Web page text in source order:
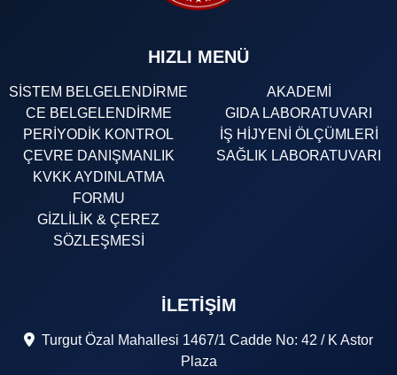
HIZLI MENÜ
SİSTEM BELGELENDİRME
CE BELGELENDİRME
PERİYODİK KONTROL
ÇEVRE DANIŞMANLIK
KVKK AYDINLATMA
FORMU
GİZLİLİK & ÇEREZ
SÖZLEŞMESİ
AKADEMİ
GIDA LABORATUVARI
İŞ HİJYENİ ÖLÇÜMLERİ
SAĞLIK LABORATUVARI
İLETIŞIM
Turgut Özal Mahallesi 1467/1 Cadde No: 42 / K Astor
Plaza